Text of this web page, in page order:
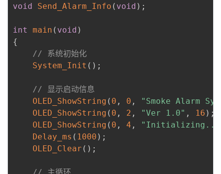
void
Send_Alarm_Info ( void ) ;
int main ( void )
{
// 系统初始化
System_Init ( ) ;
// 显示启动信息
OLED_ShowString ( 0 , 0 ,
"Smoke Alarm
OLED_ShowString ( 0 , 2 , "Ver 1.0" , 16 ) ;
OLED_ShowString ( 0 , 4 ,
Delay_ms ( 1000 ) ;
OLED_Clear ( ) ;